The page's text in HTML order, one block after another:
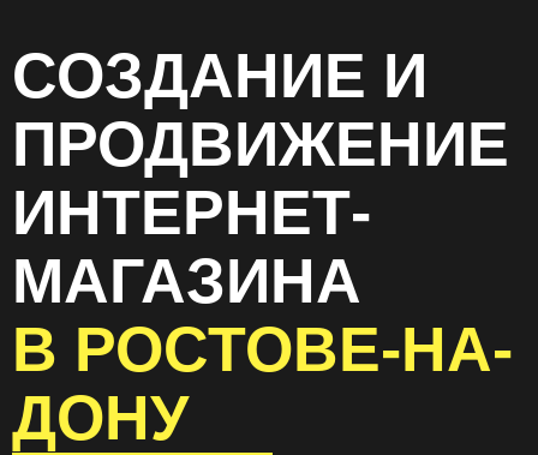
СОЗДАНИЕ И
ПРОДВИЖЕНИЕ
ИНТЕРНЕТ-
МАГАЗИНА
В РОСТОВЕ-НА-
ДОНУ